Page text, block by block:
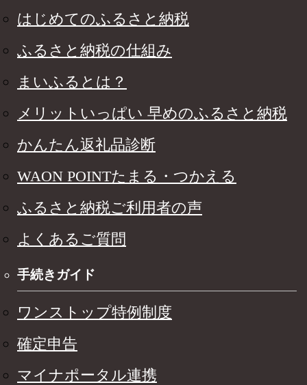
はじめてのふるさと納税
ふるさと納税の仕組み
まいふるとは？
メリットいっぱい 早めのふるさと納税
かんたん返礼品診断
WAON POINTたまる・つかえる
ふるさと納税ご利用者の声
よくあるご質問
手続きガイド
ワンストップ特例制度
確定申告
マイナポータル連携